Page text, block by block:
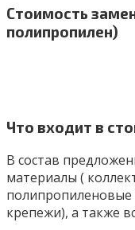
Стоимость
полипропилен)
Что входит в
В состав
материалы (
крепежи), а также